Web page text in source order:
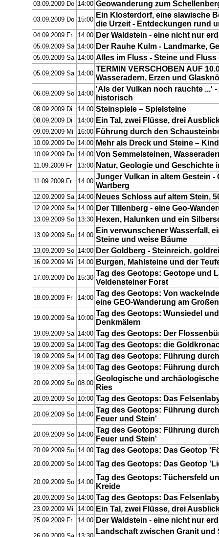
03.09.2009 Do 14:00 Geowanderung zum
03.09.2009 Do 15:00
Ein Klosterdorf, eine slawische
die Urzeit - Entdeckungen rund
04.09.2009 Fr 14:00 Der Waldstein - eine nicht nur
05.09.2009 Sa 14:00 Der Rauhe Kulm - Landmarke,
05.09.2009 Sa 14:00 Alles im Fluss - Steine und
05.09.2009 Sa 14:00
TERMIN VERSCHOBEN AUF
Wasseradern, Erzen und
06.09.2009 So 14:00
'Als der Vulkan noch rauchte ...'
historisch
08.09.2009 Di 14:00 Steinspiele – Spielsteine
08.09.2009 Di 14:00 Ein Tal, zwei Flüsse, drei
09.09.2009 Mi 16:00 Führung durch den
10.09.2009 Do 14:00 Mehr als Dreck und Steine –
10.09.2009 Do 14:00 Von Semmelsteinen,
11.09.2009 Fr 13:00 Natur, Geologie und Geschichte
11.09.2009 Fr 14:00
Junger Vulkan in altem Gestein
Wartberg
12.09.2009 Sa 14:00 Neues Schloss auf altem Stein,
12.09.2009 Sa 14:00 Der Tillenberg - eine Geo-
13.09.2009 So 13:30 Hexen, Halunken und ein
13.09.2009 So 14:00
Ein verwunschener Wasserfall,
Steine und weise Bäume
13.09.2009 So 14:00 Der Goldberg - Steinreich,
16.09.2009 Mi 14:00 Burgen, Mahlsteine und der
17.09.2009 Do 15:30
Tag des Geotops: Geotope und
Veldensteiner Forst
18.09.2009 Fr 14:00
Tag des Geotops: Von
eine GEO-Wanderung am
19.09.2009 Sa 10:00
Tag des Geotops: Wunsiedel
Denkmälern
19.09.2009 Sa 14:00 Tag des Geotops: Der
19.09.2009 Sa 14:00 Tag des Geotops: die
19.09.2009 Sa 14:00 Tag des Geotops: Führung
19.09.2009 Sa 14:00 Tag des Geotops: Führung
20.09.2009 So 08:00
Geologische und
Ries
20.09.2009 So 10:00 Tag des Geotops: Das
20.09.2009 So 14:00
Tag des Geotops: Führung
Feuer und Stein'
20.09.2009 So 14:00
Tag des Geotops: Führung
Feuer und Stein'
20.09.2009 So 14:00 Tag des Geotops: Das Geotop
20.09.2009 So 14:00 Tag des Geotops: Das Geotop
20.09.2009 So 14:00
Tag des Geotops: Tüchersfeld
Kreide
20.09.2009 So 14:00 Tag des Geotops: Das
23.09.2009 Mi 14:00 Ein Tal, zwei Flüsse, drei
25.09.2009 Fr 14:00 Der Waldstein - eine nicht nur
Landschaft zwischen Granit